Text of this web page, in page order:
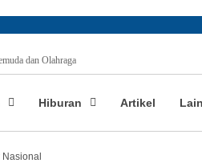
dan Olahraga
Hiburan Artikel